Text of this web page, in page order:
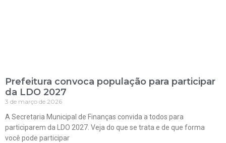
Prefeitura convoca população para participar
da LDO 2027
3 de março de 2026
A Secretaria Municipal de Finanças convida a todos para
participarem da LDO 2027. Veja do que se trata e de que forma
você pode participar